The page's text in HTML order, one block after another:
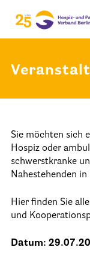
Sie möchten sich
Hospiz oder
schwerstkranke
Nahestehenden
Hier finden Sie
und
Datum: